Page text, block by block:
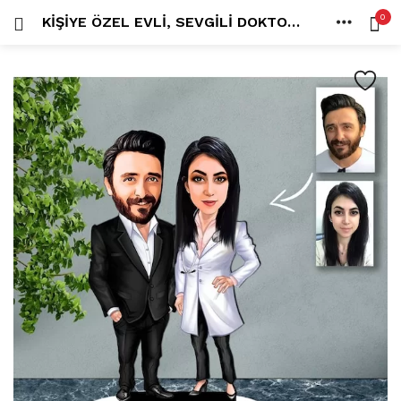
KIŞIYE ÖZEL EVLI, SEVGILI DOKTOR, ÇIFT TASARIMLI BIBLO B29 0
HESAP
Beni hatırla
Şifremi mi kaybettim?
İÇINDE ARA:
Tüm kategoriler
ANLORD (6)
BAYİLİK (1)
HİLALİN RENKLİ DÜNYASI (0)
MK FOTO (1)
Kampanyalı Ürünler (13)
Karikatür Anahtarlık (14)
Karikatür Erkek Anahtarlık (14)
Karikatür Biblo (289)
Karikatür Aile Biblo (2)
Karikatür Erkek Biblo (127)
Karikatür Kadın Biblo (71)
Karikatür Sevgili Biblo (89)